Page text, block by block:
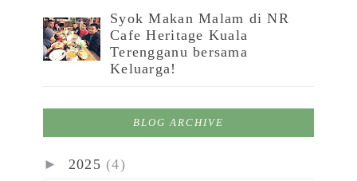
Syok Makan Malam di NR
Cafe Heritage Kuala
Terengganu bersama
Keluarga!
BLOG ARCHIVE
► 2025 (4)